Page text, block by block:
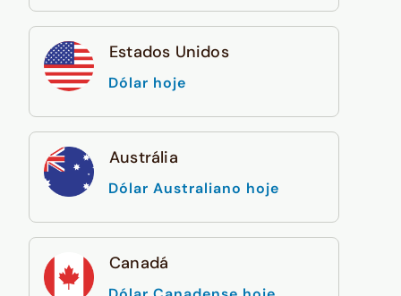
Estados Unidos
Dólar hoje
Austrália
Dólar Australiano hoje
Canadá